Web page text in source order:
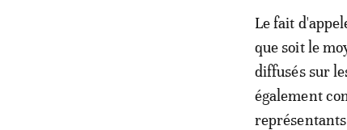
Le fait
que soit le
diffusés sur
également